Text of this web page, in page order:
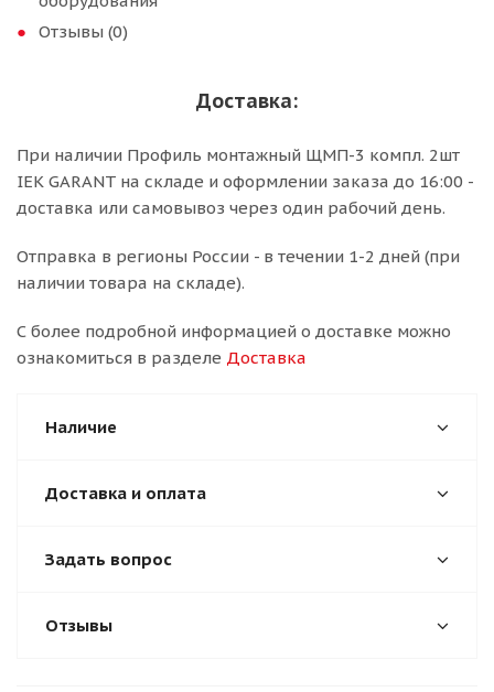
Отзывы (0)
Доставка:
При наличии Профиль монтажный ЩМП-3 компл. 2шт
IEK GARANT на складе и оформлении заказа до 16:00 -
доставка или самовывоз через один рабочий день.
Отправка в регионы России - в течении 1-2 дней (при
наличии товара на складе).
С более подробной информацией о доставке можно
ознакомиться в разделе Доставка
Наличие
Доставка и оплата
Задать вопрос
Отзывы